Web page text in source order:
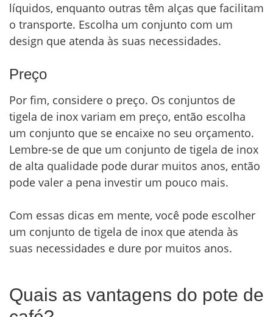
líquidos, enquanto outras têm alças que facilitam
o transporte. Escolha um conjunto com um
design que atenda às suas necessidades.
Preço
Por fim, considere o preço. Os conjuntos de
tigela de inox variam em preço, então escolha
um conjunto que se encaixe no seu orçamento.
Lembre-se de que um conjunto de tigela de inox
de alta qualidade pode durar muitos anos, então
pode valer a pena investir um pouco mais.
Com essas dicas em mente, você pode escolher
um conjunto de tigela de inox que atenda às
suas necessidades e dure por muitos anos.
Quais as vantagens do pote de